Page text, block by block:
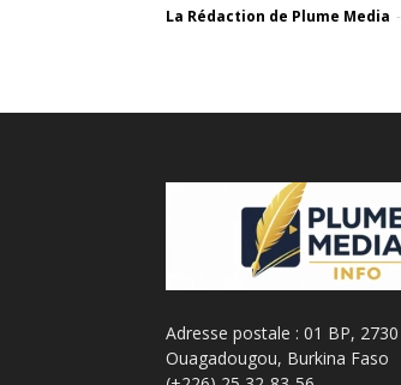
La Rédaction de Plume Media -
Adresse postale : 01 BP, 2730
Ouagadougou, Burkina Faso